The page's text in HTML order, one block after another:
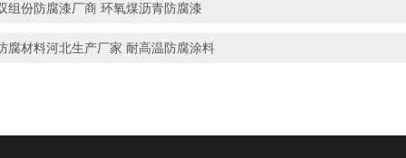
组份防腐漆厂商 环氧煤沥青防腐漆
腐材料河北生产厂家 耐高温防腐涂料